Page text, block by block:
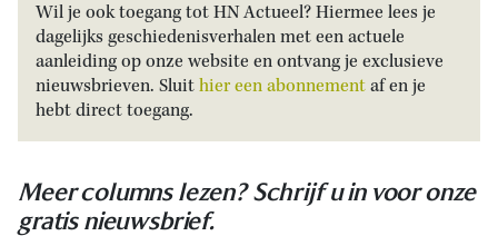
Wil je ook toegang tot HN Actueel? Hiermee lees je
dagelijks geschiedenisverhalen met een actuele
aanleiding op onze website en ontvang je exclusieve
nieuwsbrieven. Sluithier een abonnementaf en je
hebt direct toegang.
Meer columns lezen? Schrijf u in voor onze
gratis nieuwsbrief.